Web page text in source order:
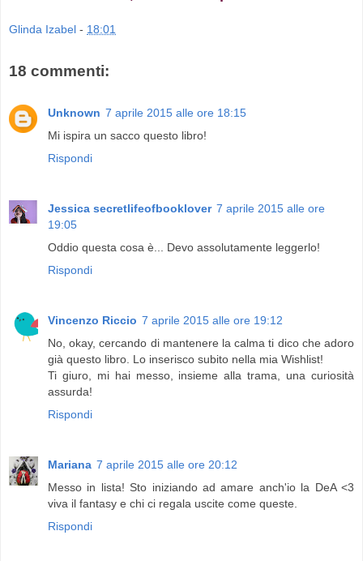
Glinda Izabel - 18:01
18 commenti:
Unknown 7 aprile 2015 alle ore 18:15
Mi ispira un sacco questo libro!
Rispondi
Jessica secretlifeofbooklover 7 aprile 2015 alle ore
19:05
Oddio questa cosa è... Devo assolutamente leggerlo!
Rispondi
Vincenzo Riccio 7 aprile 2015 alle ore 19:12
No, okay, cercando di mantenere la calma ti dico che adoro
già questo libro. Lo inserisco subito nella mia Wishlist!
Ti giuro, mi hai messo, insieme alla trama, una curiosità
assurda!
Rispondi
Mariana 7 aprile 2015 alle ore 20:12
Messo in lista! Sto iniziando ad amare anch'io la DeA <3
viva il fantasy e chi ci regala uscite come queste.
Rispondi